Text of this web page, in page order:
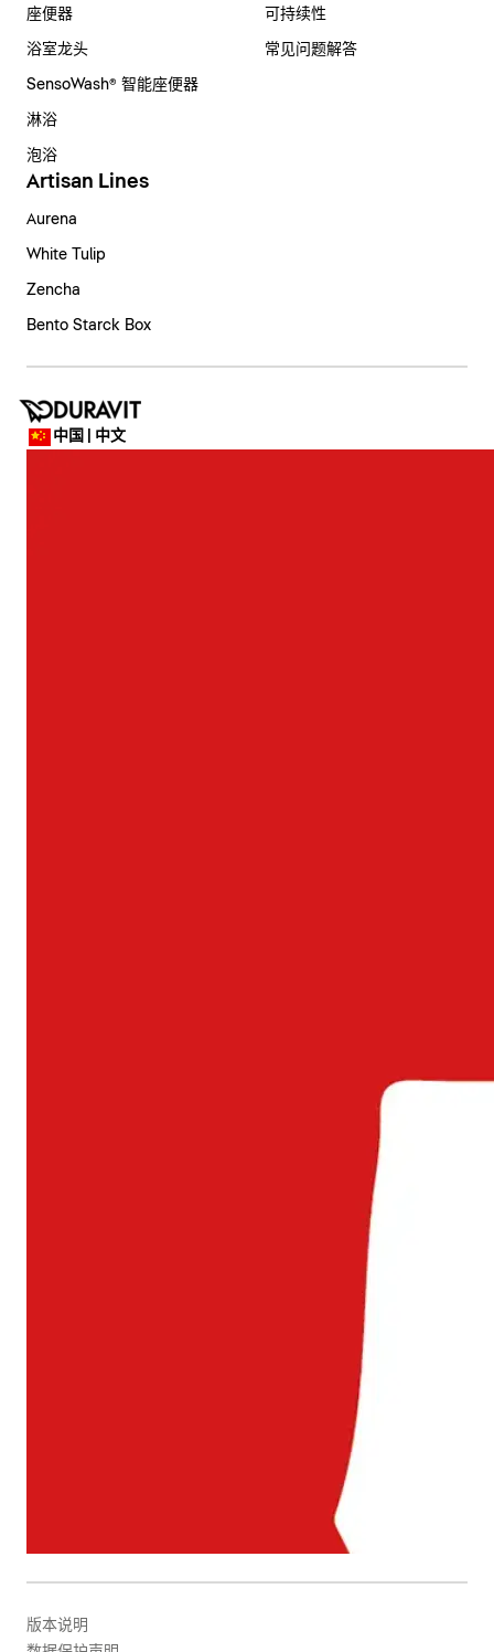
座便器
浴室龙头
SensoWash® 智能座便器
淋浴
泡浴
可持续性
常见问题解答
Artisan Lines
Aurena
White Tulip
Zencha
Bento Starck Box
中国 | 中文
版本说明